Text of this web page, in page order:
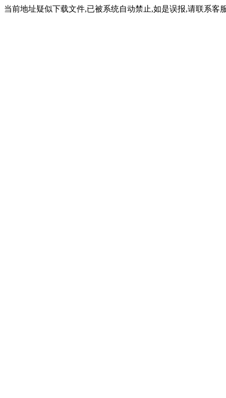
当前地址疑似下载文件,已被系统自动禁止,如是误报,请联系客